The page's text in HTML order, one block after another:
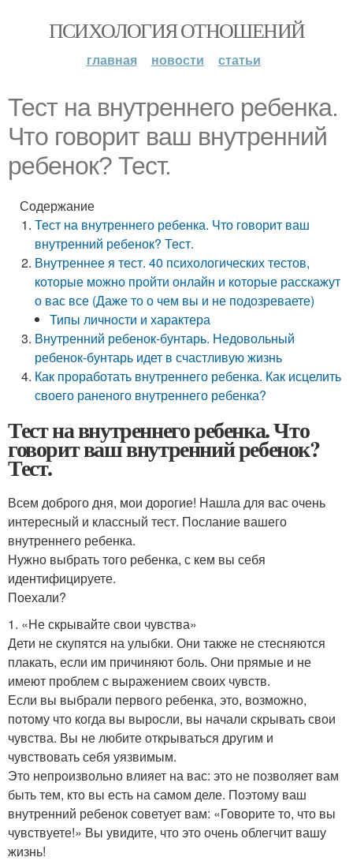
ПСИХОЛОГИЯ ОТНОШЕНИЙ
главная новости статьи
Тест на внутреннего ребенка.
Что говорит ваш внутренний
ребенок? Тест.
Содержание
Тест на внутреннего ребенка. Что говорит ваш
внутренний ребенок? Тест.
Внутреннее я тест. 40 психологических тестов,
которые можно пройти онлайн и которые расскажут
о вас все (Даже то о чем вы и не подозреваете)
Типы личности и характера
Внутренний ребенок-бунтарь. Недовольный
ребенок-бунтарь идет в счастливую жизнь
Как проработать внутреннего ребенка. Как исцелить
своего раненого внутреннего ребенка?
Тест на внутреннего ребенка. Что
говорит ваш внутренний ребенок?
Тест.
Всем доброго дня, мои дорогие! Нашла для вас очень
интересный и классный тест. Послание вашего
внутреннего ребенка.
Нужно выбрать того ребенка, с кем вы себя
идентифицируете.
Поехали?
1. «Не скрывайте свои чувства»
Дети не скупятся на улыбки. Они также не стесняются
плакать, если им причиняют боль. Они прямые и не
имеют проблем с выражением своих чувств.
Если вы выбрали первого ребенка, это, возможно,
потому что когда вы выросли, вы начали скрывать свои
чувства. Вы не любите открываться другим и
чувствовать себя уязвимым.
Это непроизвольно влияет на вас: это не позволяет вам
быть тем, кто вы есть на самом деле. Поэтому ваш
внутренний ребенок советует вам: «Говорите то, что вы
чувствуете!» Вы увидите, что это очень облегчит вашу
жизнь!